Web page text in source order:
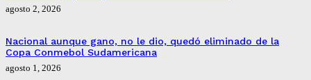
agosto 2, 2026
Nacional aunque gano, no le dio, quedó eliminado de la
Copa Conmebol Sudamericana
agosto 1, 2026